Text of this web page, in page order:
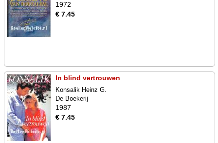
1972
€ 7.45
In blind vertrouwen
Konsalik Heinz G.
De Boekerij
1987
€ 7.45